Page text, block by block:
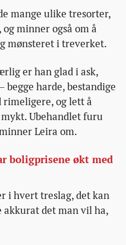
mange ulike tresorter,
minner også om å
mønsteret i treverket.
er han glad i ask,
harde, bestandige
og lett å
Ubehandlet furu
Leira om.
boligprisene økt med
i hvert treslag, det kan
det man vil ha,